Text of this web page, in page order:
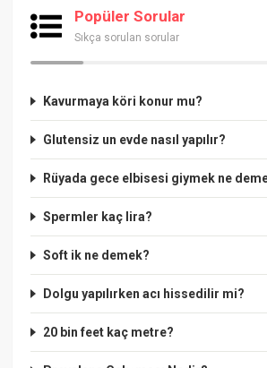
Popüler Sorular
Sıkça sorulan sorular
Kavurmaya köri konur mu?
Glutensiz un evde nasıl yapılır?
Rüyada gece elbisesi giymek ne
Spermler kaç lira?
Soft ik ne demek?
Dolgu yapılırken acı hissedilir mi?
20 bin feet kaç metre?